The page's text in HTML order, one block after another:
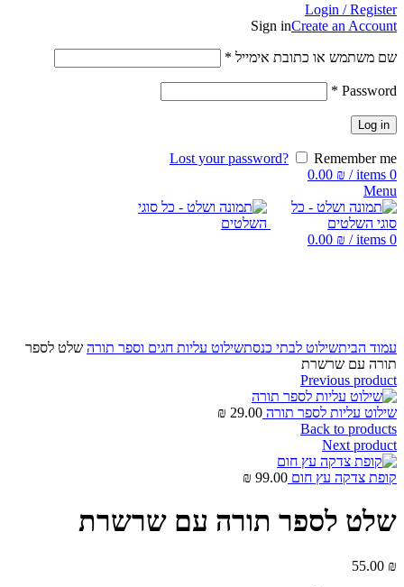
Login / Register
Sign inCreate an Account
שם משתמש או כתובת אימייל *
Password
*
Log in
Lost your password?
Remember me
0
items
/
0.00 ₪
Menu
0
items
/
0.00 ₪
עמוד הביתשילוט לבתי כנסתשילוט עליות חגים וספר תורה שלט לספר
תורה עם שרשרת
Previous product
שילוט עליות לספר תורה 29.00
₪
Back to products
Next product
קופת צדקה עץ חום 99.00
₪
שלט לספר תורה עם שרשרת
55.00 ₪